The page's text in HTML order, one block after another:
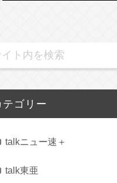
テゴリー
talkニュー速＋
talk東亜